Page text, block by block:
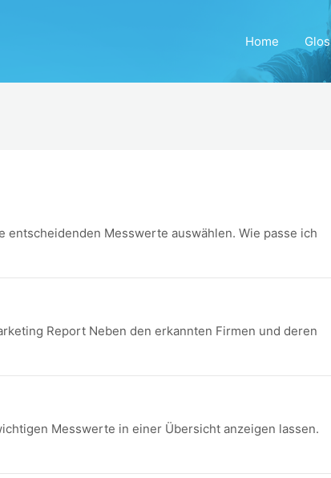
Home
Messwerte auswählen. Wie passe ich
Report Neben den erkannten Firmen und deren
Messwerte in einer Übersicht anzeigen lassen.